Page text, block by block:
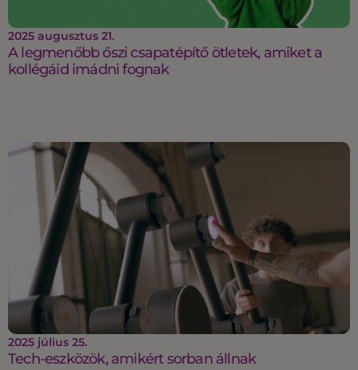
2025 augusztus 21.
A legmenőbb őszi csapatépítő ötletek, amiket a
kollégáid imádni fognak
2025 július 25.
Tech-eszközök, amikért sorban állnak